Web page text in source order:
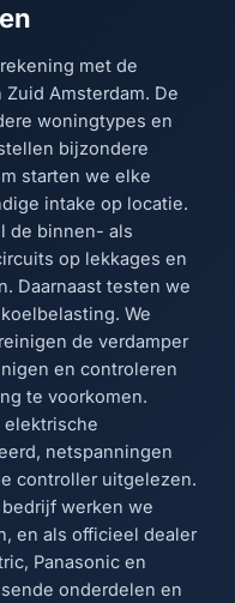
met de
Amsterdam. De
woningtypes en
bijzondere
starten we elke
intake op locatie.
de binnen- als
op lekkages en
Daarnaast testen we
We
de verdamper
en controleren
te voorkomen.
elektrische
netspanningen
controller uitgelezen.
werken we
en als officieel dealer
Panasonic en
onderdelen en